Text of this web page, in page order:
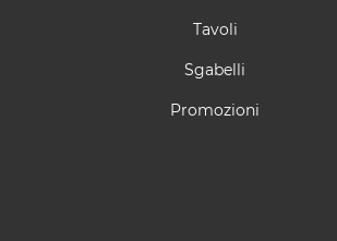
Tavoli
Sgabelli
Promozioni